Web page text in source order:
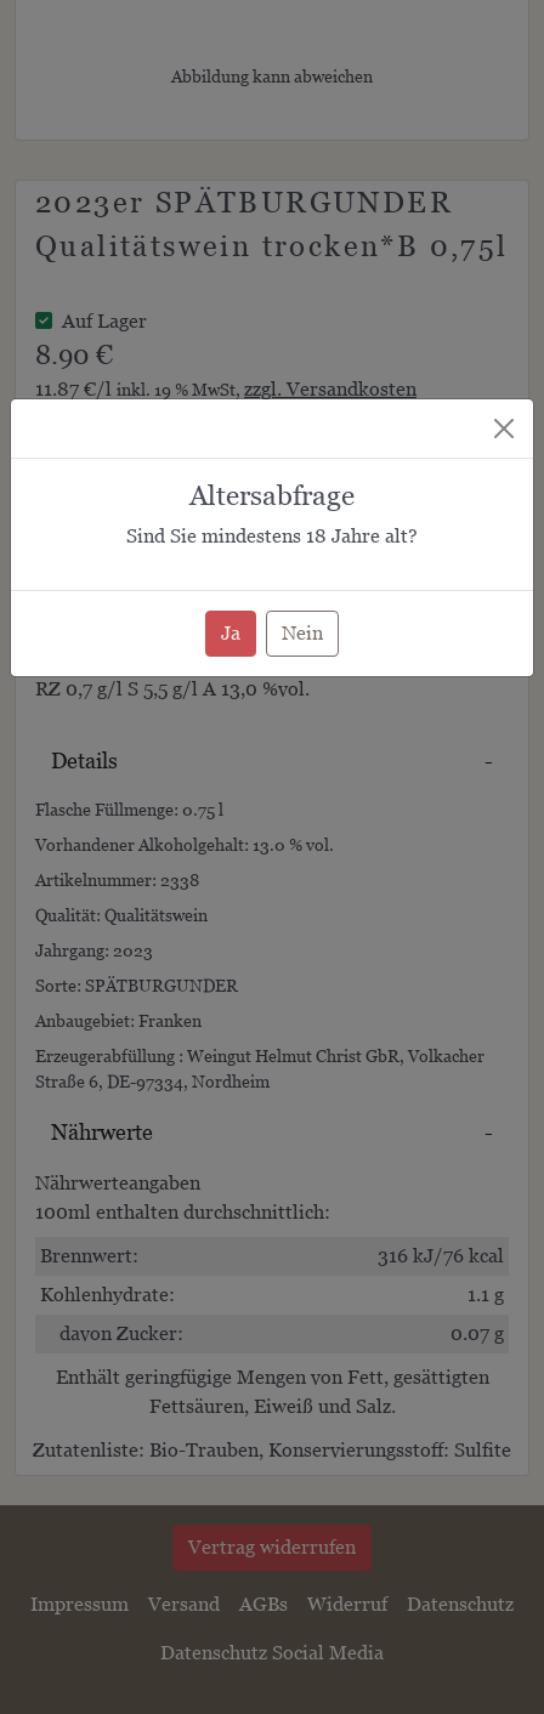
Altersabfrage
Sind Sie mindestens 18 Jahre alt?
Ja Nein
Abbildung kann abweichen
2023er SPÄTBURGUNDER
Qualitätswein trocken*B 0,75l
Auf Lager
8.90 €
11.87 €/l inkl. 19 % MwSt, zzgl. Versandkosten
Produktbeschreibung
RZ 0,7 g/l S 5,5 g/lA 13,0 %vol.
Details -
Flasche Füllmenge: 0.75 l
Vorhandener Alkoholgehalt: 13.0 % vol.
Artikelnummer: 2338
Qualität: Qualitätswein
Jahrgang: 2023
Sorte: SPÄTBURGUNDER
Anbaugebiet: Franken
Erzeugerabfüllung : Weingut Helmut Christ GbR, Volkacher
Straße 6, DE-97334, Nordheim
Nährwerte -
Nährwerteangaben
100ml enthalten durchschnittlich:
Brennwert:
316 kJ/76 kcal
Kohlenhydrate:
1.1 g
davon Zucker:
0.07 g
Enthält geringfügige Mengen von Fett, gesättigten
Fettsäuren, Eiweiß und Salz.
Zutatenliste: Bio-Trauben, Konservierungsstoff: Sulfite
Vertrag widerrufen
Impressum Versand AGBs Widerruf Datenschutz
Datenschutz Social Media